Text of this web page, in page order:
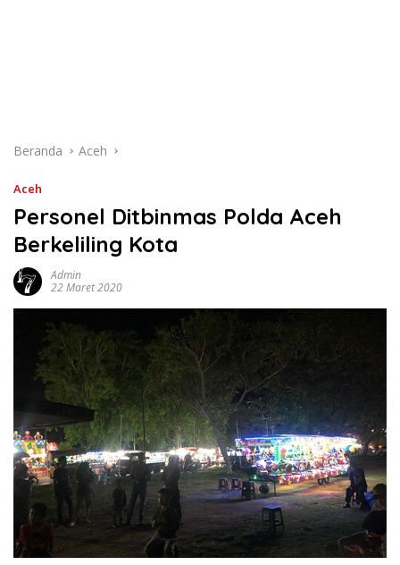
Beranda Aceh
Aceh
Personel Ditbinmas Polda Aceh
Berkeliling Kota
Admin
22 Maret 2020